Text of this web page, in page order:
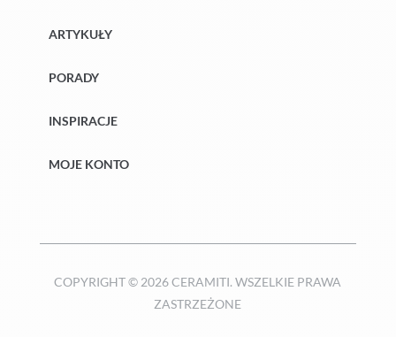
ARTYKUŁY
PORADY
INSPIRACJE
MOJE KONTO
COPYRIGHT © 2026 CERAMITI. WSZELKIE PRAWA
ZASTRZEŻONE